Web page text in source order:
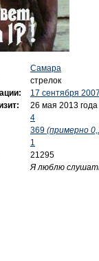
Самара
стрелок
17 сентября
26 мая 2013 года
4
369 (примерно
1
21295
Я люблю